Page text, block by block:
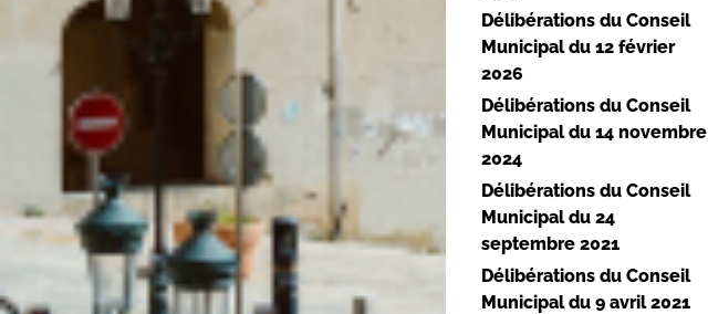
Délibérations du Conseil
Municipal du 12 février
2026
Délibérations du Conseil
Municipal du 14 novembre
2024
Délibérations du Conseil
Municipal du 24
septembre 2021
Délibérations du Conseil
Municipal du 9 avril 2021